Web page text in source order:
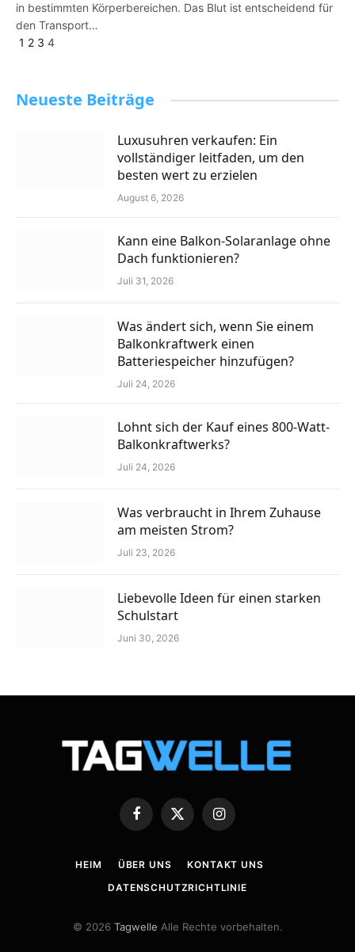
in bestimmten Körperbereichen. Das Blut ist entscheidend für
den Transport…
Previous
1 2 3 4
Neueste Beiträge
Luxusuhren verkaufen: Ein
vollständiger leitfaden, um den
besten wert zu erzielen
August 6, 2026
Kann eine Balkon-Solaranlage ohne
Dach funktionieren?
Juli 31, 2026
Was ändert sich, wenn Sie einem
Balkonkraftwerk einen
Batteriespeicher hinzufügen?
Juli 24, 2026
Lohnt sich der Kauf eines 800-Watt-
Balkonkraftwerks?
Juli 24, 2026
Was verbraucht in Ihrem Zuhause
am meisten Strom?
Juli 23, 2026
Liebevolle Ideen für einen starken
Schulstart
Juni 30, 2026
Facebook
X
(Twitter)
Instagram
HEIM ÜBER UNS
KONTAKT UNS
DATENSCHUTZRICHTLINIE
© 2026 Tagwelle Alle Rechte vorbehalten.